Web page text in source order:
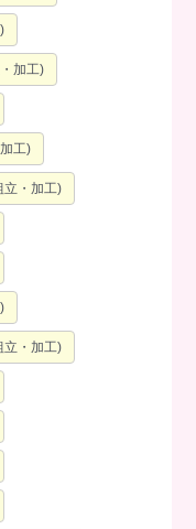
加工)
工)
立・加工)
立・加工)